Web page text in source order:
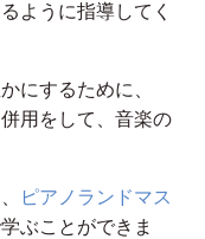
ように指導してく
にするために、
併用をして、音楽の
ピアノランドマス
ぶことができま